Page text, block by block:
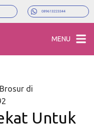
089613223344
MENU
di
Untuk